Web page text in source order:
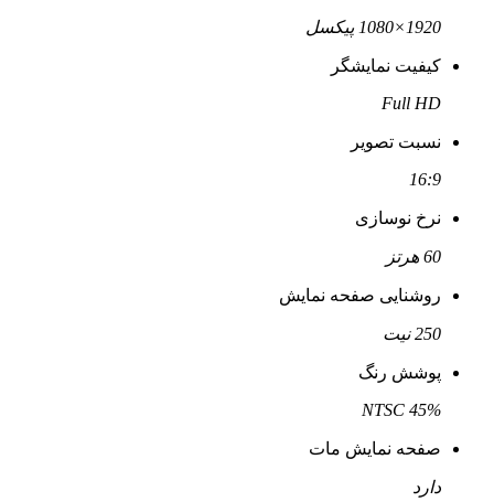
1920×1080 پیکسل
کیفیت نمایشگر
Full HD
نسبت تصویر
16:9
نرخ نوسازی
60 هرتز
روشنایی صفحه نمایش
250 نیت
پوشش رنگ
45% NTSC
صفحه نمایش مات
دارد